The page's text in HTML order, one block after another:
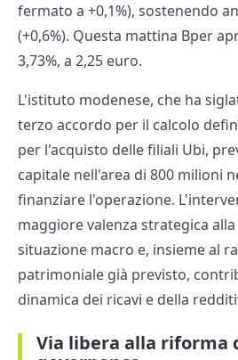
fermato a +0,1%), sostenendo
(+0,6%). Questa mattina Bper
3,73%, a 2,25 euro.
L'istituto modenese, che ha
terzo accordo per il calcolo
per l'acquisto delle filiali Ubi,
capitale nell'area di 800 milioni
finanziare l'operazione.
maggiore valenza strategica alla
situazione macro e, insieme al
patrimoniale già previsto,
dinamica dei ricavi e della
Via libera alla riforma